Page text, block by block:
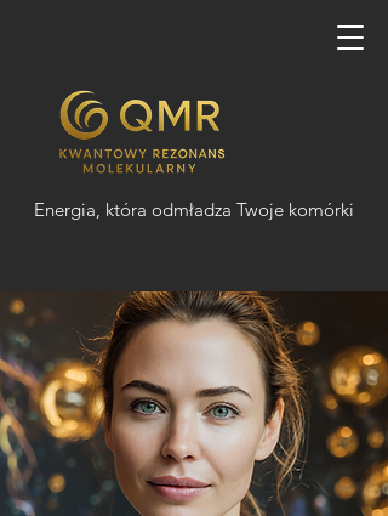
Energia, która odmładza Twoje komórki